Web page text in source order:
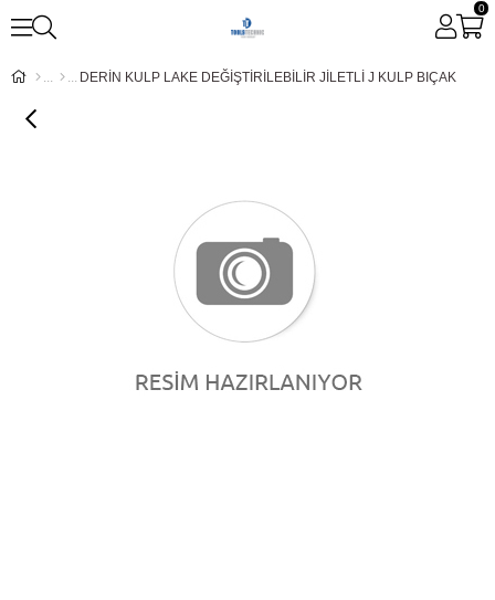
0
DERİN KULP LAKE DEĞİŞTİRİLEBİLİR JİLETLİ J KULP BIÇAK